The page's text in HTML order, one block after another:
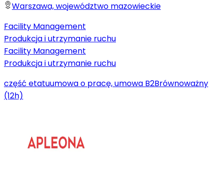
Warszawa, województwo mazowieckie
Facility Management
Produkcja i utrzymanie ruchu
Facility Management
Produkcja i utrzymanie ruchu
część etatuumowa o pracę, umowa B2Brównoważny
(12h)